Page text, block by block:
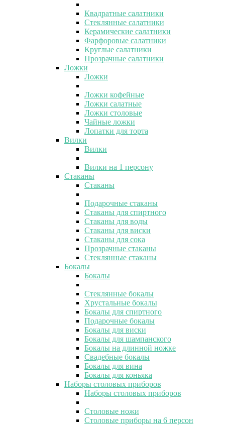
Квадратные салатники
Стеклянные салатники
Керамические салатники
Фарфоровые салатники
Круглые салатники
Прозрачные салатники
Ложки
Ложки
Ложки кофейные
Ложки салатные
Ложки столовые
Чайные ложки
Лопатки для торта
Вилки
Вилки
Вилки на 1 персону
Стаканы
Стаканы
Подарочные стаканы
Стаканы для спиртного
Стаканы для воды
Стаканы для виски
Стаканы для сока
Прозрачные стаканы
Стеклянные стаканы
Бокалы
Бокалы
Стеклянные бокалы
Хрустальные бокалы
Бокалы для спиртного
Подарочные бокалы
Бокалы для виски
Бокалы для шампанского
Бокалы на длинной ножке
Свадебные бокалы
Бокалы для вина
Бокалы для коньяка
Наборы столовых приборов
Наборы столовых приборов
Столовые ножи
Столовые приборы на 6 персон